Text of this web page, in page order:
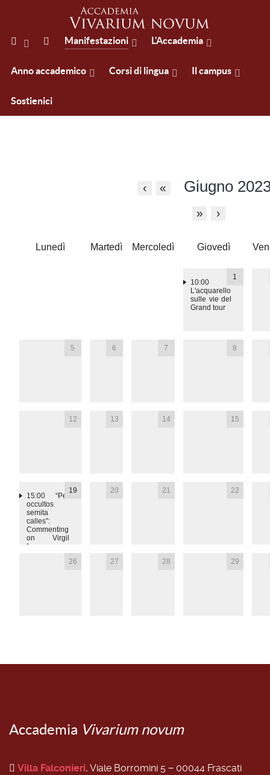
Manifestazioni L'Accademia
Anno accademico Corsi di lingua Il campus
Sostienici
‹ « Giugno
» ›
Lunedì Martedì Mercoledì Giovedì
1
10:00
L'acquarello
sulle vie del
Grand tour
5 6 7 8
12 13 14 15
19
15:00
“Per
occultos
semita
calles”:
Commenting
on Virgil
from
Antiquity to
20 21 22
26 27 28 29
Accademia Vivarium novum
Villa Falconieri, Viale Borromini 5 − 00044 Frascati